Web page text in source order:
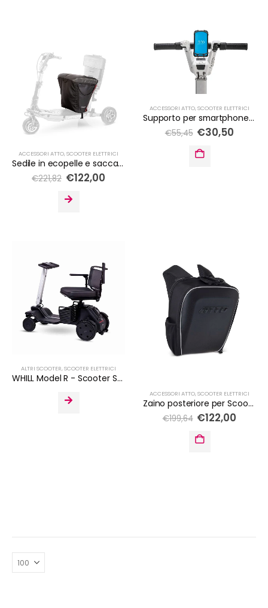
ACCESSORI ATTO, SCOOTER ELETTRICI
Sedile in ecopelle e sacca per Scooter ATTO e ATTO Sport
€221,82 €122,00
ACCESSORI ATTO, SCOOTER ELETTRICI
Supporto per smartphone per Scooter pieghevole
€55,45 €30,50
ALTRI SCOOTER, SCOOTER ELETTRICI
WHILL Model R - Scooter Smontabile
ACCESSORI ATTO, SCOOTER ELETTRICI
Zaino posteriore per Scooter ATTO e ATTO Sport
€199,64 €122,00